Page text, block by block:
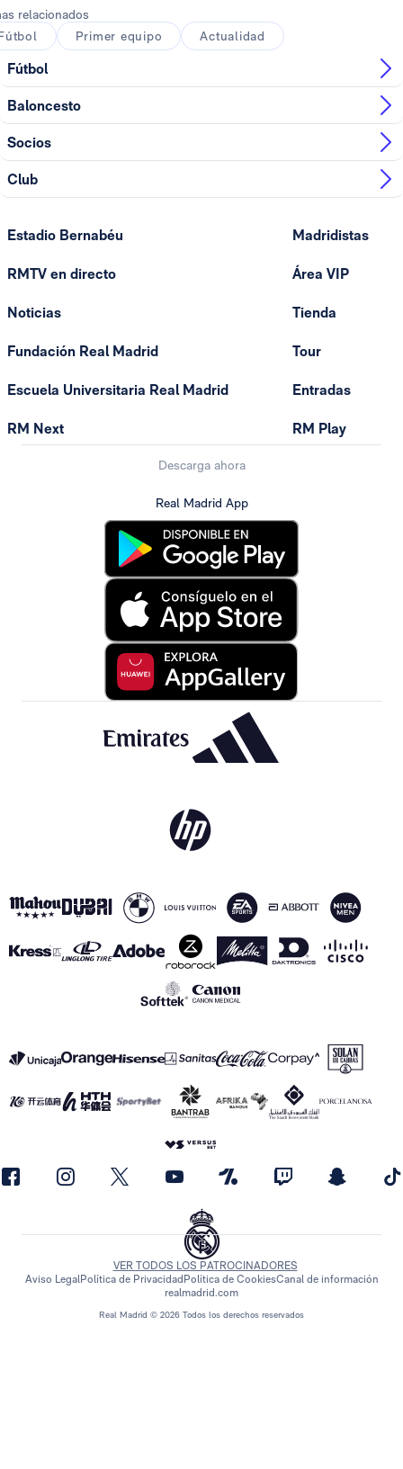
relacionados
Primer equipo Actualidad
Fútbol
Baloncesto
Socios
Club
Estadio Bernabéu
RMTV en directo
Noticias
Fundación Real Madrid
Escuela Universitaria Real Madrid
RM Next
Madridistas
Área VIP
Tienda
Tour
Entradas
RM Play
Descarga ahora
Real Madrid App
Real Madrid © 2026 Todos los derechos reservados
VER TODOS LOS PATROCINADORES
Aviso LegalPolítica de Privacidad Política de CookiesCanal de información
realmadrid.com